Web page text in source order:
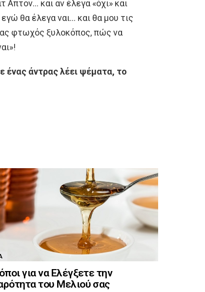
Απτον… και αν έλεγα «όχι» και
θα έλεγα ναι… και θα μου τις
φτωχός ξυλοκόπος, πώς να
ένας άντρας λέει ψέματα, το
για να Ελέγξετε την
του Μελιού σας